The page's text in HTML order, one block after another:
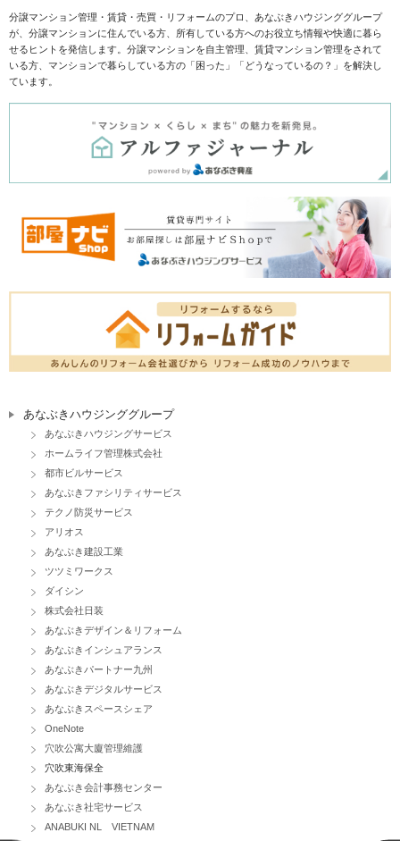
分譲マンション管理・賃貸・売買・リフォームのプロ、あなぶきハウジンググループ
が、分譲マンションに住んでいる方、所有している方へのお役立ち情報や快適に暮ら
せるヒントを発信します。分譲マンションを自主管理、賃貸マンション管理をされて
いる方、マンションで暮らしている方の「困った」「どうなっているの？」を解決し
ています。
あなぶきハウジンググループ
あなぶきハウジングサービス
ホームライフ管理株式会社
都市ビルサービス
あなぶきファシリティサービス
テクノ防災サービス
アリオス
あなぶき建設工業
ツツミワークス
ダイシン
株式会社日装
あなぶきデザイン＆リフォーム
あなぶきインシュアランス
あなぶきパートナー九州
あなぶきデジタルサービス
あなぶきスペースシェア
OneNote
穴吹公寓大廈管理維護
穴吹東海保全
あなぶき会計事務センター
あなぶき社宅サービス
ANABUKI NL VIETNAM